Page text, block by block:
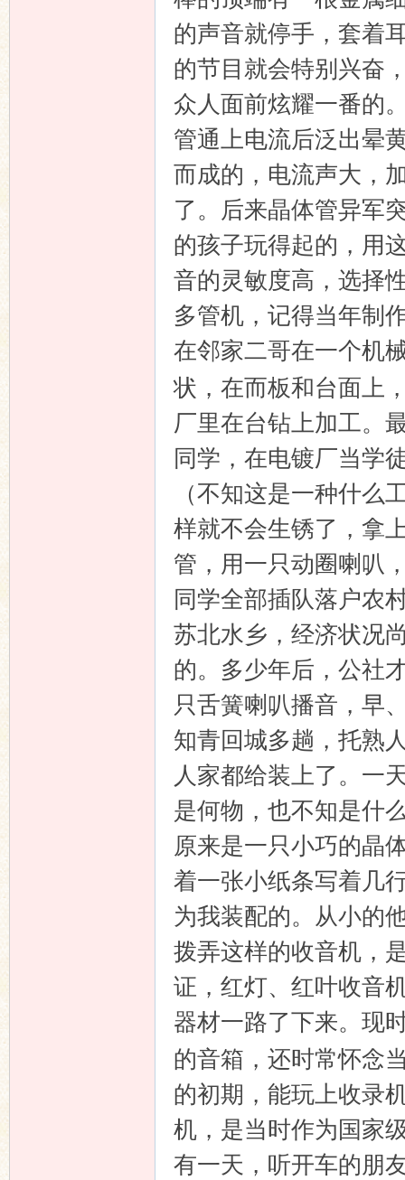
的声音就停手，套着
的节目就会特别兴奋
众人面前炫耀一番的
管通上电流后泛出晕
而成的，电流声大，
了。后来晶体管异军
的孩子玩得起的，用
音的灵敏度高，选择
多管机，记得当年制
在邻家二哥在一个机
状，在而板和台面上
厂里在台钻上加工。
同学，在电镀厂当学
（不知这是一种什么
样就不会生锈了，拿
管，用一只动圈喇叭
同学全部插队落户农
苏北水乡，经济状况
的。多少年后，公社
只舌簧喇叭播音，早
知青回城多趟，托熟
人家都给装上了。一
是何物，也不知是什
原来是一只小巧的晶
着一张小纸条写着几
为我装配的。从小的
拨弄这样的收音机，
证，红灯、红叶收音
器材一路了下来。现
的音箱，还时常怀念
的初期，能玩上收录
机，是当时作为国家
有一天，听开车的朋